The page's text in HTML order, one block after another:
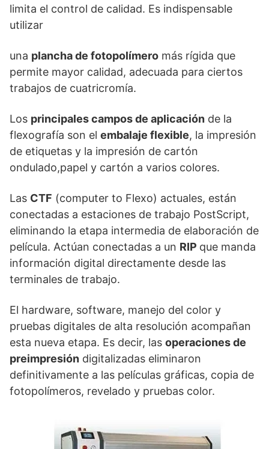
limita el control de calidad. Es indispensable
utilizar
una plancha de fotopolímero más rígida que
permite mayor calidad, adecuada para ciertos
trabajos de cuatricromía.
Los principales campos de aplicación de la
flexografía son el embalaje flexible, la impresión
de etiquetas y la impresión de cartón
ondulado,papel y cartón a varios colores.
Las CTF (computer to Flexo) actuales, están
conectadas a estaciones de trabajo PostScript,
eliminando la etapa intermedia de elaboración de
película. Actúan conectadas a un RIP que manda
información digital directamente desde las
terminales de trabajo.
El hardware, software, manejo del color y
pruebas digitales de alta resolución acompañan
esta nueva etapa. Es decir, las operaciones de
preimpresión digitalizadas eliminaron
definitivamente a las películas gráficas, copia de
fotopolímeros, revelado y pruebas color.